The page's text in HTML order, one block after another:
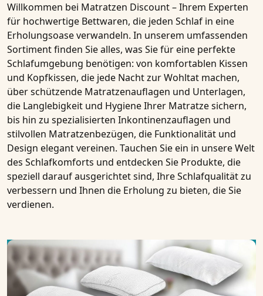
Willkommen bei Matratzen Discount – Ihrem Experten
für hochwertige Bettwaren, die jeden Schlaf in eine
Erholungsoase verwandeln. In unserem umfassenden
Sortiment finden Sie alles, was Sie für eine perfekte
Schlafumgebung benötigen: von komfortablen Kissen
und Kopfkissen, die jede Nacht zur Wohltat machen,
über schützende Matratzenauflagen und Unterlagen,
die Langlebigkeit und Hygiene Ihrer Matratze sichern,
bis hin zu spezialisierten Inkontinenzauflagen und
stilvollen Matratzenbezügen, die Funktionalität und
Design elegant vereinen. Tauchen Sie ein in unsere Welt
des Schlafkomforts und entdecken Sie Produkte, die
speziell darauf ausgerichtet sind, Ihre Schlafqualität zu
verbessern und Ihnen die Erholung zu bieten, die Sie
verdienen.